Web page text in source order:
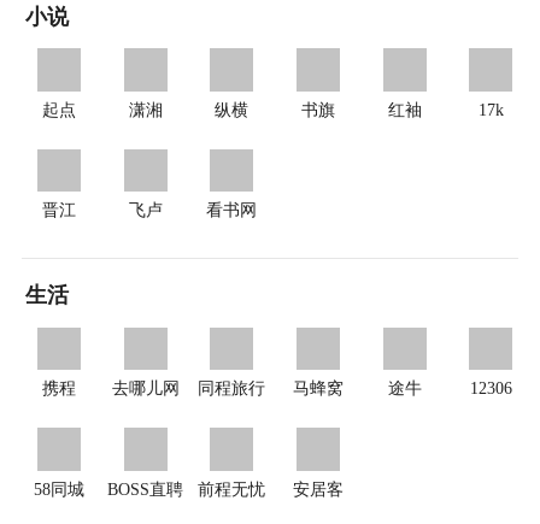
小说
起点 潇湘 纵横 书旗 红袖 17k
晋江 飞卢 看书网
生活
携程 去哪儿网 同程旅行 马蜂窝 途牛 12306
58同城 BOSS直聘 前程无忧 安居客